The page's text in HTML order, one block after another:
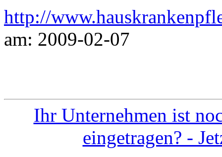
http://
am: 2009-02-07
Ihr Unternehmen ist
eingetragen? -